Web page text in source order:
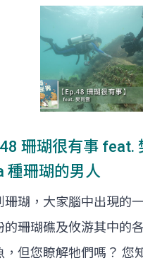
珊瑚很有事 feat.
種珊瑚的男人
珊瑚，大家腦中出現的
的珊瑚礁及攸游其中的
，但您瞭解牠們嗎？ 您